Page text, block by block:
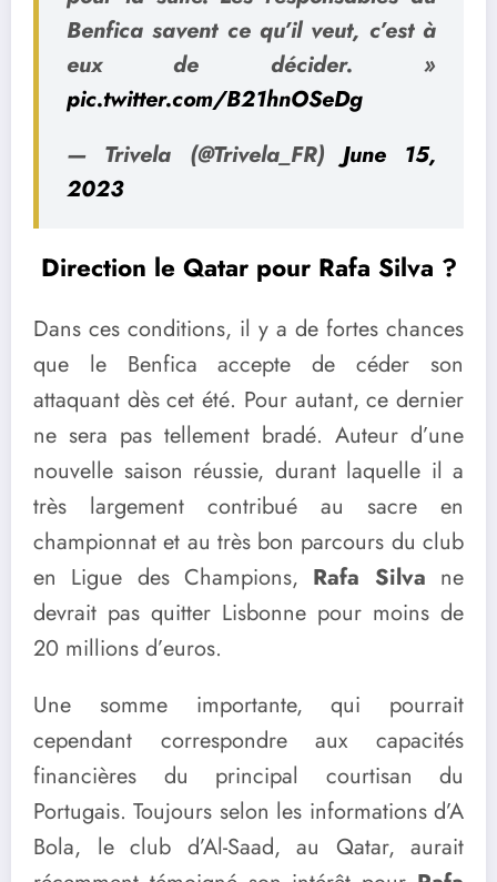
Benfica savent ce qu’il veut, c’est à
eux de décider. »
pic.twitter.com/B21hnOSeDg
— Trivela (@Trivela_FR)June 15,
2023
Direction le Qatar pour Rafa Silva ?
Dans ces conditions, il y a de fortes chances
que le Benfica accepte de céder son
attaquant dès cet été. Pour autant, ce dernier
ne sera pas tellement bradé. Auteur d’une
nouvelle saison réussie, durant laquelle il a
très largement contribué au sacre en
championnat et au très bon parcours du club
en Ligue des Champions, Rafa Silva ne
devrait pas quitter Lisbonne pour moins de
20 millions d’euros.
Une somme importante, qui pourrait
cependant correspondre aux capacités
financières du principal courtisan du
Portugais. Toujours selon les informations d’A
Bola, le club d’Al-Saad, au Qatar, aurait